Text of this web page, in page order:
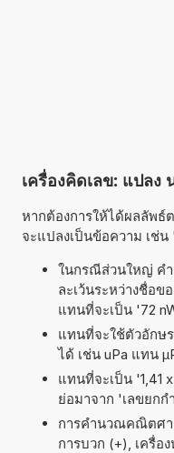
เครื่องคิดเลข: แปลง
หากต้องการให้ได้ผลลัพธ์
จะแปลงเป็นข้อความ เช่น
ในกรณีส่วนใหญ่ ค
ละเว้นระหว่างชื่อข
แทนที่จะเป็น '72
แทนที่จะใช้ตัวอักษ
ได้ เช่น uPa แทน
แทนที่จะเป็น '1,41
ย่อมาจาก 'เลขยกก
การคำนวณคณิตศา
การบวก (+), เครื่